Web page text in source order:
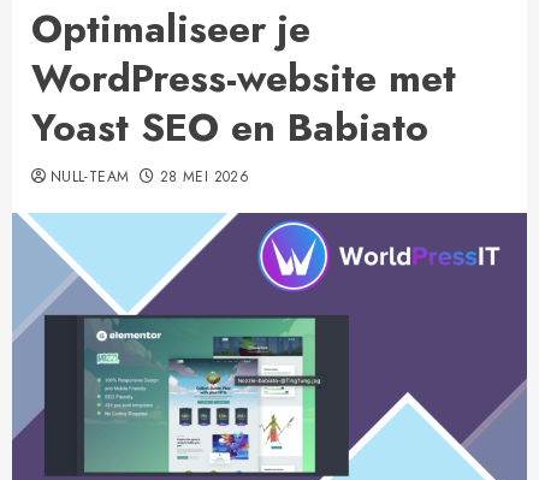
Optimaliseer je
WordPress-website met
Yoast SEO en Babiato
NULL-TEAM 28 MEI 2026